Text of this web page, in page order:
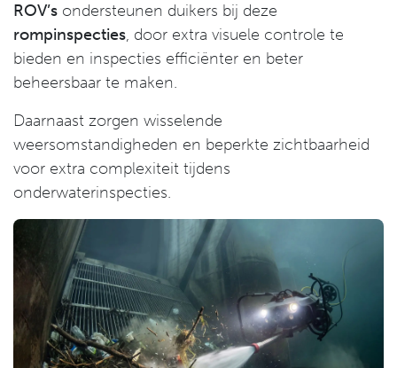
ROV’s ondersteunen duikers bij deze
rompinspecties, door extra visuele controle te
bieden en inspecties efficiënter en beter
beheersbaar te maken.
Daarnaast zorgen wisselende
weersomstandigheden en beperkte zichtbaarheid
voor extra complexiteit tijdens
onderwaterinspecties.